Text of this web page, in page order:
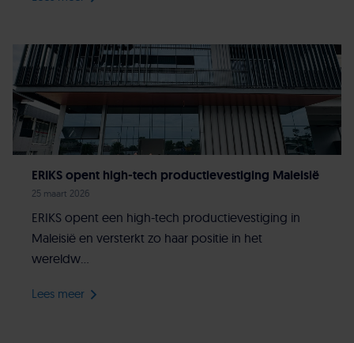
ERIKS opent high-tech productievestiging Maleisië
25 maart 2026
ERIKS opent een high-tech productievestiging in
Maleisië en versterkt zo haar positie in het
wereldw...
Lees meer